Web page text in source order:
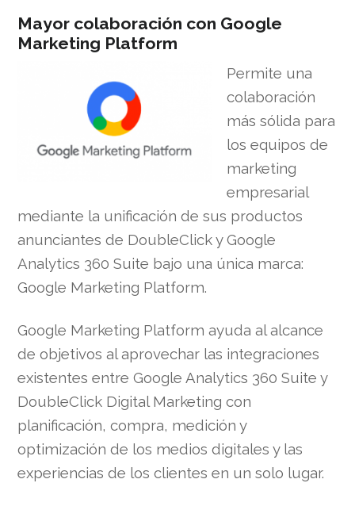
Mayor colaboración con Google
Marketing Platform
Permite una
colaboración
más sólida para
los equipos de
marketing
empresarial
mediante la unificación de sus productos
anunciantes de DoubleClick y Google
Analytics 360 Suite bajo una única marca:
Google Marketing Platform.
Google Marketing Platform ayuda al alcance
de objetivos al aprovechar las integraciones
existentes entre Google Analytics 360 Suite y
DoubleClick Digital Marketing con
planificación, compra, medición y
optimización de los medios digitales y las
experiencias de los clientes en un solo lugar.